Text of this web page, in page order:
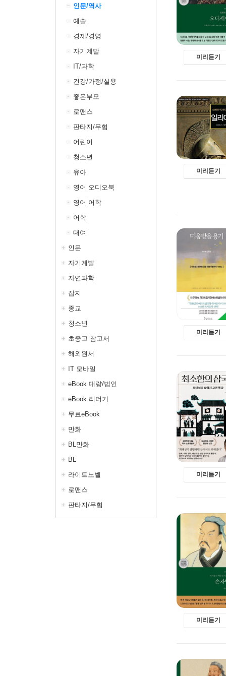
인문/역사
예술
경제/경영
자기계발
IT/과학
건강/가정/실용
좋은부모
로맨스
판타지/무협
어린이
청소년
유아
영어 오디오북
영어 어학
어학
대여
인문
자기계발
자연과학
잡지
종교
청소년
초중고 참고서
해외원서
IT 모바일
eBook 대량/법인
eBook 리더기
무료eBook
만화
BL만화
BL
라이트노벨
로맨스
판타지/무협
미리듣기
미리듣기
미리듣기
미리듣기
미리듣기